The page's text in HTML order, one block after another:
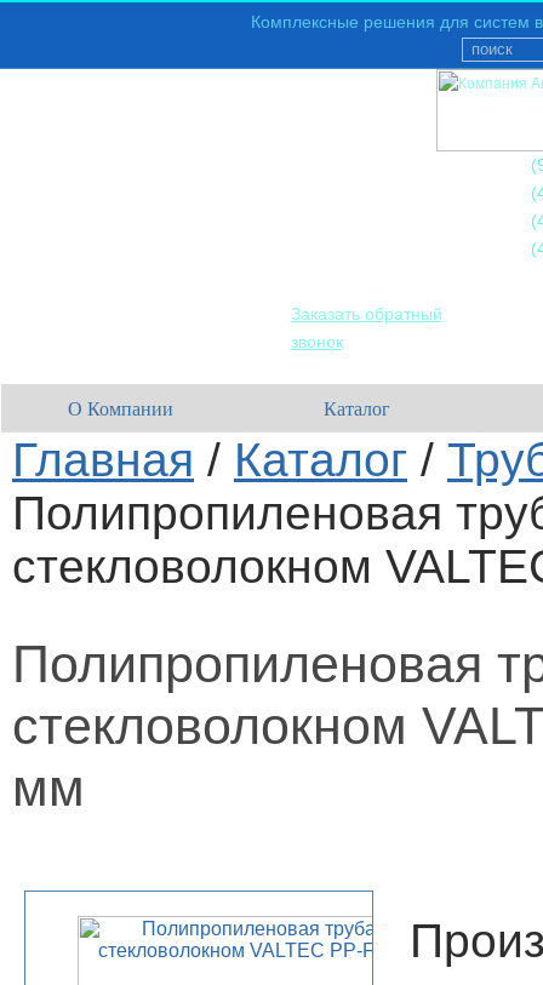
Комплексные решения для систем
Заказать обратный
звонок
О Компании Каталог
Главная / Каталог /
Полипропиленовая
стекловолокном
Полипропиленовая
стекловолокном
мм